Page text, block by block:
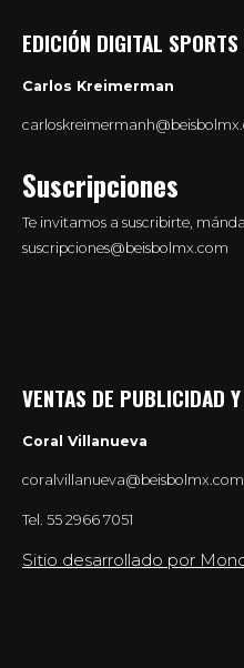
EDICIÓN DIGITAL SPORTS
Carlos Kreimerman
Suscripciones
Te invitamos a suscribirte,
suscripciones@beisbolmx.com
VENTAS DE PUBLICIDAD
Coral Villanueva
coralvillanueva@beisbolmx.com
Tel. 55 2966 7051
Sitio desarrollado por